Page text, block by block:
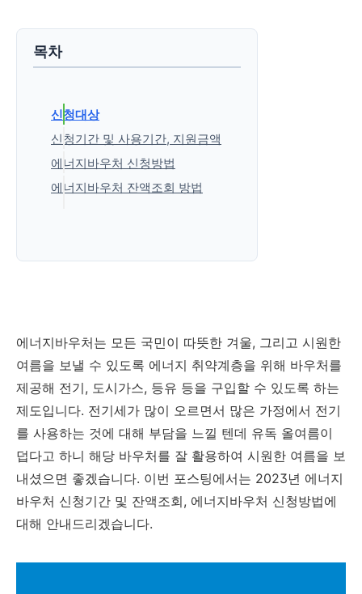
목차
신청대상
신청기간 및 사용기간, 지원금액
에너지바우처 신청방법
에너지바우처 잔액조회 방법
에너지바우처는 모든 국민이 따뜻한 겨울, 그리고 시원한
여름을 보낼 수 있도록 에너지 취약계층을 위해 바우처를
제공해 전기, 도시가스, 등유 등을 구입할 수 있도록 하는
제도입니다. 전기세가 많이 오르면서 많은 가정에서 전기
를 사용하는 것에 대해 부담을 느낄 텐데 유독 올여름이
덥다고 하니 해당 바우처를 잘 활용하여 시원한 여름을 보
내셨으면 좋겠습니다. 이번 포스팅에서는 2023년 에너지
바우처 신청기간 및 잔액조회, 에너지바우처 신청방법에
대해 안내드리겠습니다.